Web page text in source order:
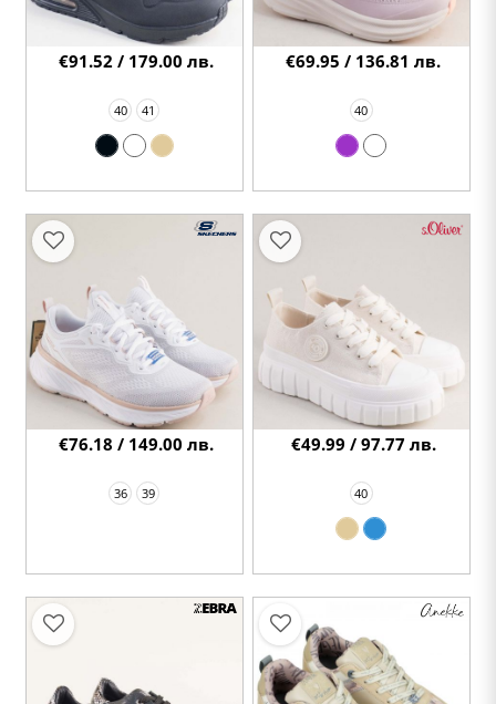
40 41
€91.52 / 179.00 лв.
40
€69.95 / 136.81 лв.
36 39
€76.18 / 149.00 лв.
40
€49.99 / 97.77 лв.